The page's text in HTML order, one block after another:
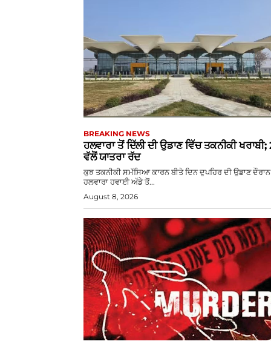
BREAKING NEWS
ਹਲਵਾਰਾ ਤੋਂ ਦਿੱਲੀ ਦੀ ਉਡਾਣ ਵਿੱਚ ਤਕਨੀਕੀ ਖਰਾਬੀ;
ਵੱਲੋਂ ਯਾਤਰਾ ਰੱਦ
ਕੁਝ ਤਕਨੀਕੀ ਸਮੱਸਿਆ ਕਾਰਨ ਬੀਤੇ ਦਿਨ ਦੁਪਹਿਰ ਦੀ ਉਡਾਣ ਦੌਰਾਨ
ਹਲਵਾਰਾ ਹਵਾਈ ਅੱਡੇ ਤੋਂ...
August 8, 2026